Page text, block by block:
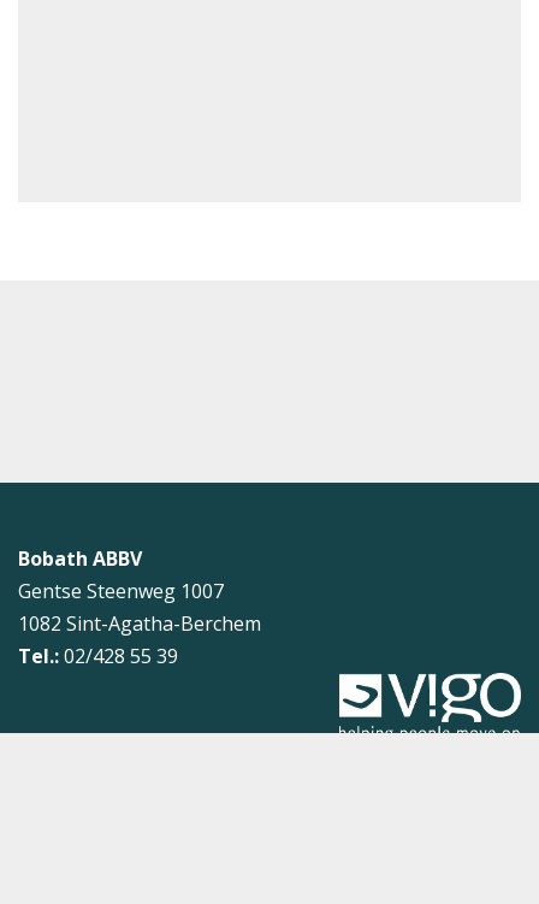
Bobath ABBV
Gentse Steenweg 1007
1082 Sint-Agatha-Berchem
Tel.:02/428 55 39